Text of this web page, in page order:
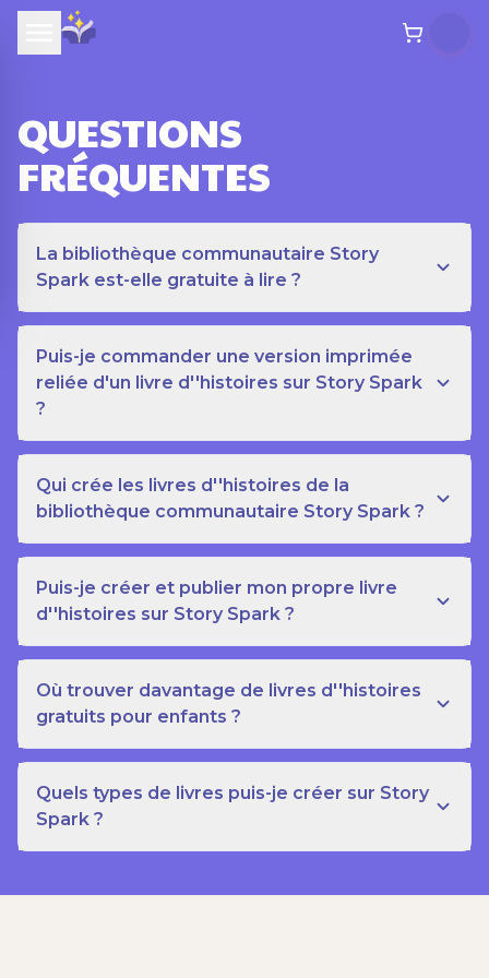
QUESTIONS
FRÉQUENTES
La bibliothèque communautaire Story
Spark est-elle gratuite à lire ?
Puis-je commander une version imprimée
reliée d'un livre d''histoires sur Story Spark
?
Qui crée les livres d''histoires de la
bibliothèque communautaire Story Spark ?
Puis-je créer et publier mon propre livre
d''histoires sur Story Spark ?
Où trouver davantage de livres d''histoires
gratuits pour enfants ?
Quels types de livres puis-je créer sur Story
Spark ?